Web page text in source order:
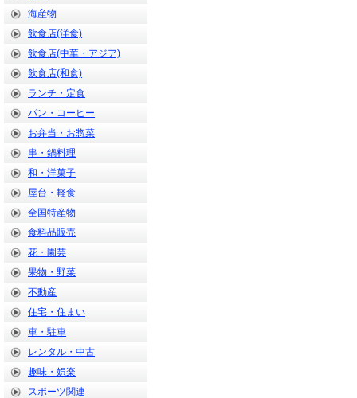
海産物
飲食店(洋食)
飲食店(中華・アジア)
飲食店(和食)
ランチ・定食
パン・コーヒー
お弁当・お惣菜
串・鍋料理
和・洋菓子
屋台・軽食
全国特産物
食料品販売
花・園芸
果物・野菜
不動産
住宅・住まい
車・駐車
レンタル・中古
趣味・娯楽
スポーツ関連